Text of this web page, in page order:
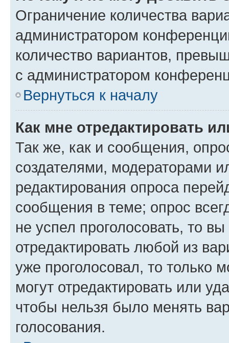
Ограничение количества
администратором
количество вариантов,
с администратором
Вернуться к началу
Как мне отредактировать
Так же, как и сообщения,
создателями, модераторами
редактирования опроса
сообщения в теме; опрос
не успел проголосовать, то
отредактировать любой из
уже проголосовал, то только
могут отредактировать или
чтобы нельзя было менять
голосования.